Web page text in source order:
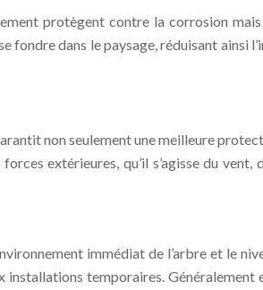
protègent contre la corrosion
fondre dans le paysage, réduisant ainsi
non seulement une meilleure
extérieures, qu’il s’agisse du vent,
immédiat de l’arbre et le
temporaires. Généralement